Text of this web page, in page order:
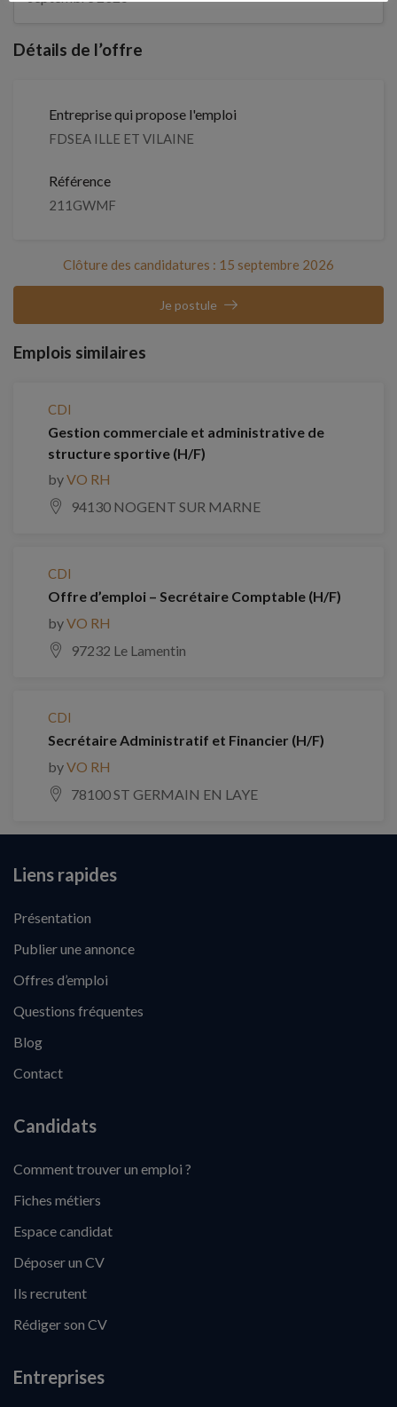
Détails de l’offre
Entreprise qui propose l'emploi
FDSEA ILLE ET VILAINE
Référence
211GWMF
Clôture des candidatures : 15 septembre 2026
Je postule
Emplois similaires
CDI
Gestion commerciale et administrative de
structure sportive (H/F)
byVO RH
94130 NOGENT SUR MARNE
CDI
Offre d’emploi – Secrétaire Comptable (H/F)
byVO RH
97232 Le Lamentin
CDI
Secrétaire Administratif et Financier (H/F)
byVO RH
78100 ST GERMAIN EN LAYE
Liens rapides
Présentation
Publier une annonce
Offres d’emploi
Questions fréquentes
Blog
Contact
Candidats
Comment trouver un emploi ?
Fiches métiers
Espace candidat
Déposer un CV
Ils recrutent
Rédiger son CV
Entreprises